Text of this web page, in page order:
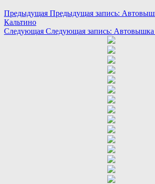
Предыдущая Предыдущая запись:
Кальтино
Следующая Следующая запись: Автовышка